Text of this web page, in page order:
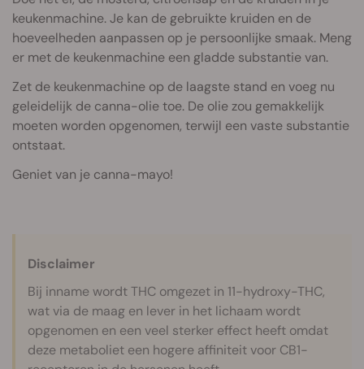
keukenmachine. Je kan de gebruikte kruiden en de
hoeveelheden aanpassen op je persoonlijke smaak. Meng
er met de keukenmachine een gladde substantie van.
Zet de keukenmachine op de laagste stand en voeg nu
geleidelijk de canna-olie toe. De olie zou gemakkelijk
moeten worden opgenomen, terwijl een vaste substantie
ontstaat.
Geniet van je canna-mayo!
Disclaimer
Bij inname wordt THC omgezet in 11-hydroxy-THC,
wat via de maag en lever in het lichaam wordt
opgenomen en een veel sterker effect heeft omdat
deze metaboliet een hogere affiniteit voor CB1-